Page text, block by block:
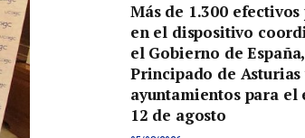
Más de 1.300
en el dispositivo
el Gobierno de
Principado de Asturias
ayuntamientos para el
12 de agosto